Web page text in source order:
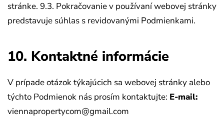
stránke. 9.3. Pokračovanie v používaní webovej stránky
predstavuje súhlas s revidovanými Podmienkami.
10. Kontaktné informácie
V prípade otázok týkajúcich sa webovej stránky alebo
týchto Podmienok nás prosím kontaktujte: E-mail:
viennapropertycom@gmail.com